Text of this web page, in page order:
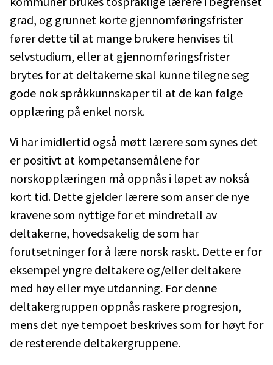
grad, og grunnet korte gjennomføringsfrister
fører dette til at mange brukere henvises til
selvstudium, eller at gjennomføringsfrister
brytes for at deltakerne skal kunne tilegne seg
gode nok språkkunnskaper til at de kan følge
opplæring på enkel norsk.
Vi har imidlertid også møtt lærere som synes det
er positivt at kompetansemålene for
norskopplæringen må oppnås i løpet av nokså
kort tid. Dette gjelder lærere som anser de nye
kravene som nyttige for et mindretall av
deltakerne, hovedsakelig de som har
forutsetninger for å lære norsk raskt. Dette er for
eksempel yngre deltakere og/eller deltakere
med høy eller mye utdanning. For denne
deltakergruppen oppnås raskere progresjon,
mens det nye tempoet beskrives som for høyt for
de resterende deltakergruppene.